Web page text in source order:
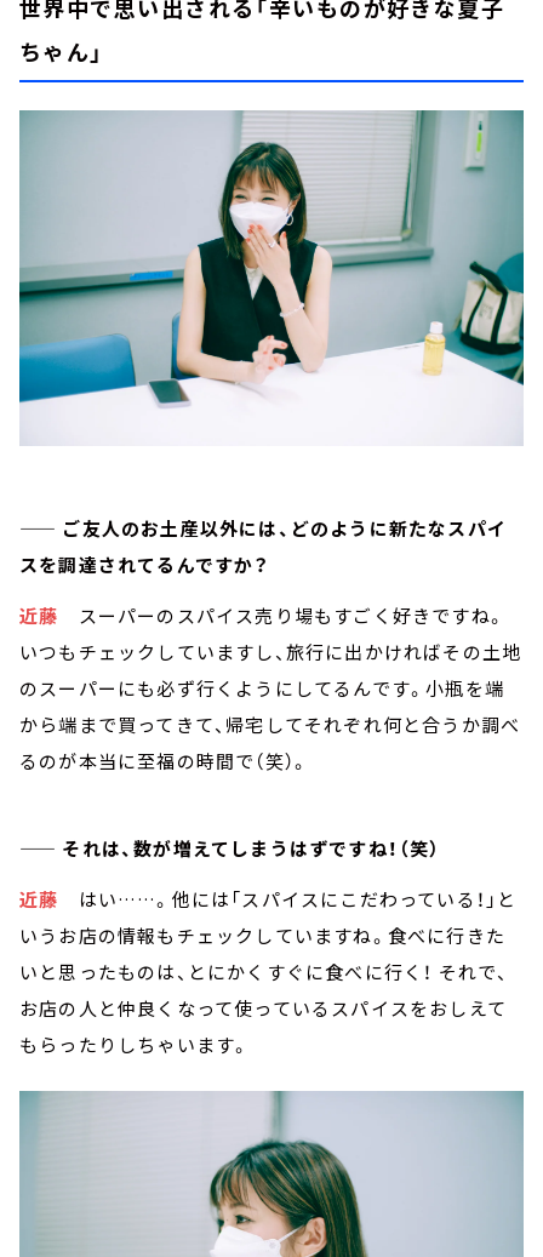
世界中で思い出される「辛いものが好きな夏子
ちゃん」
—— ご友人のお土産以外には、どのように新たなスパイ
スを調達されてるんですか？
近藤 スーパーのスパイス売り場もすごく好きですね。
いつもチェックしていますし、旅行に出かければその土地
のスーパーにも必ず行くようにしてるんです。小瓶を端
から端まで買ってきて、帰宅してそれぞれ何と合うか調べ
るのが本当に至福の時間で（笑）。
—— それは、数が増えてしまうはずですね！（笑）
近藤 はい……。他には「スパイスにこだわっている！」と
いうお店の情報もチェックしていますね。食べに行きた
いと思ったものは、とにかくすぐに食べに行く！ それで、
お店の人と仲良くなって使っているスパイスをおしえて
もらったりしちゃいます。